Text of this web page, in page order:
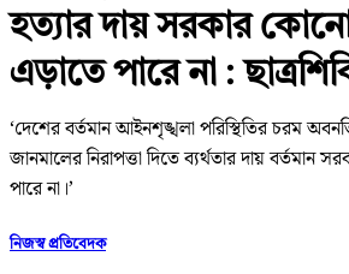
হত্যার দায় সরকার
এড়াতে পারে না :
‘দেশের বর্তমান আইনশৃঙ্খলা পরিস্থিতির চরম
জানমালের নিরাপত্তা দিতে ব্যর্থতার দায় বর্তমান
পারে না।’
নিজস্ব প্রতিবেদক